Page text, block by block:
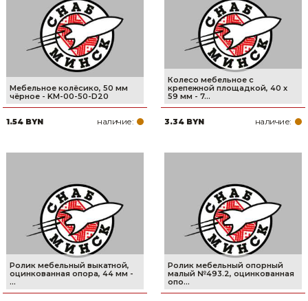
Мебельное колёсико, 50 мм
чёрное - KM-00-50-D20
1.54 BYN наличие:
Колесо мебельное с
крепежной площадкой, 40 х
59 мм - 7...
3.34 BYN наличие:
Ролик мебельный выкатной,
оцинкованная опора, 44 мм -
...
Ролик мебельный опорный
малый №493.2, оцинкованная
опо...